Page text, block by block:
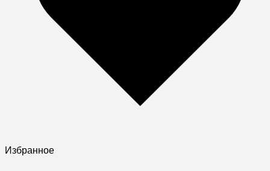
Избранное